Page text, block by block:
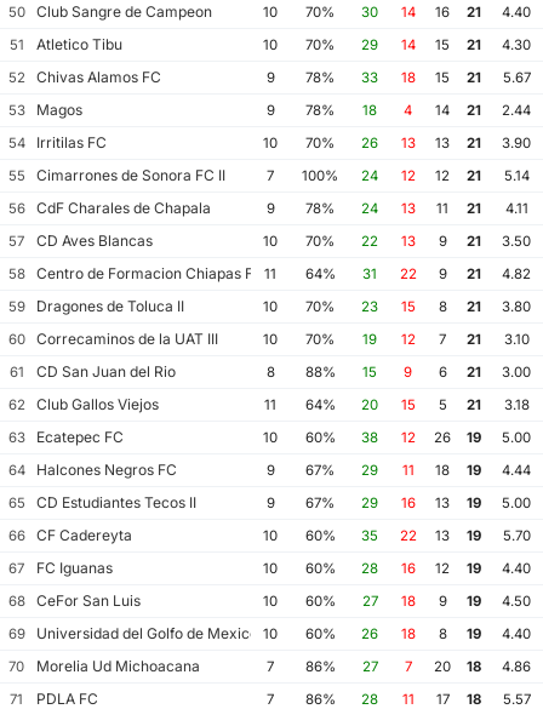
50
Club Sangre de Campeon 10 70% 30 14 16 21
4.40
51
Atletico Tibu 10 70% 29 14 15 21
4.30
52
Chivas Alamos FC 9 78% 33 18 15 21
5.67
53
Magos 9 78% 18 4 14 21
2.44
54
Irritilas FC 10 70% 26 13 13 21
3.90
55
Cimarrones de Sonora FC II 7 100% 24 12 12 21
5.14
56
CdF Charales de Chapala 9 78% 24 13 11 21
4.11
57
CD Aves Blancas 10 70% 22 13 9 21
3.50
58
Centro de Formacion Chiapas Futbol
11 64% 31 22 9 21
4.82
59
Dragones de Toluca II 10 70% 23 15 8 21
3.80
60
Correcaminos de la UAT III 10 70% 19 12 7 21
3.10
61
CD San Juan del Rio 8 88% 15 9 6 21
3.00
62
Club Gallos Viejos 11 64% 20 15 5 21
3.18
63
Ecatepec FC 10 60% 38 12 26 19
5.00
64
Halcones Negros FC 9 67% 29 11 18 19
4.44
65
CD Estudiantes Tecos II 9 67% 29 16 13 19
5.00
66
CF Cadereyta 10 60% 35 22 13 19
5.70
67
FC Iguanas 10 60% 28 16 12 19
4.40
68
CeFor San Luis 10 60% 27 18 9 19
4.50
69
Universidad del Golfo de Mexico FC
10 60% 26 18 8 19
4.40
70
Morelia Ud Michoacana 7 86% 27 7 20 18
4.86
71
PDLA FC 7 86% 28 11 17 18
5.57